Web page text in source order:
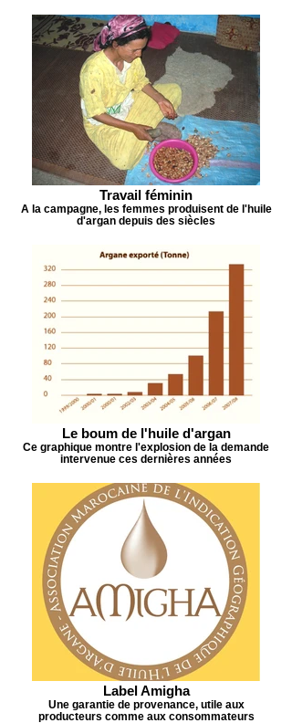
Travail féminin
A la campagne, les femmes produisent de l'huile
d'argan depuis des siècles
Le boum de l'huile d'argan
Ce graphique montre l'explosion de la demande
intervenue ces dernières années
Label Amigha
Une garantie de provenance, utile aux
producteurs comme aux consommateurs